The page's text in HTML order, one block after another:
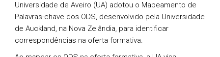
Universidade de Aveiro (UA) adotou o Mapeamento de
Palavras-chave dos ODS, desenvolvido pela Universidade
de Auckland, na Nova Zelândia, para identificar
correspondências na oferta formativa.